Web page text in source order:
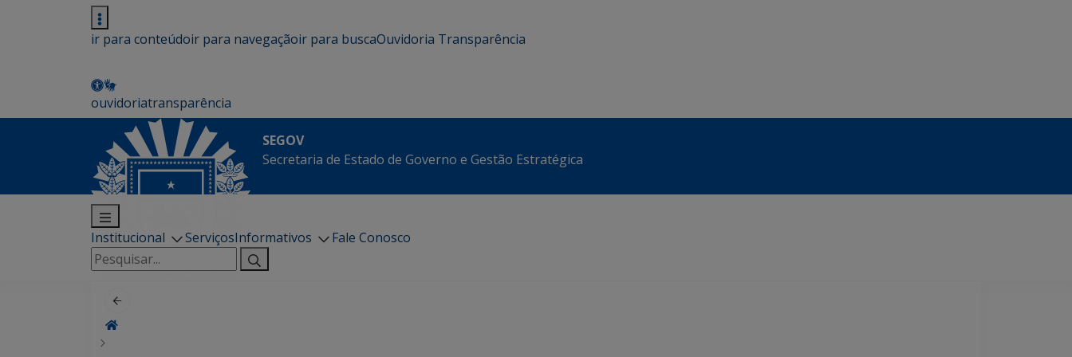
ir para conteúdoir para navegaçãoir para buscaOuvidoria Transparência
ouvidoriatransparência
SEGOV
Secretaria de Estado de Governo e Gestão Estratégica
Institucional ServiçosInformativos
Fale Conosco
Pesquisar
por: